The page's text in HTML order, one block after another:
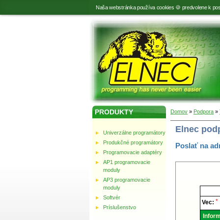
Naša webstránka používa cookies 🍪 predvolene k
PRODUKTY
Univerzálne programátory
Produkčné programátory
Programovacie adaptéry
AP1 programovacie
moduly
AP3 programovacie
moduly
Softvér
Príslušenstvo
Domov » Podpora »
Elnec
Poslať na
Elnec
podpora.
Vec: *